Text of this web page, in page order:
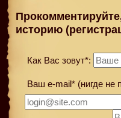
историю
Как Вас зовут*:
Ваш e-mail* (нигде не